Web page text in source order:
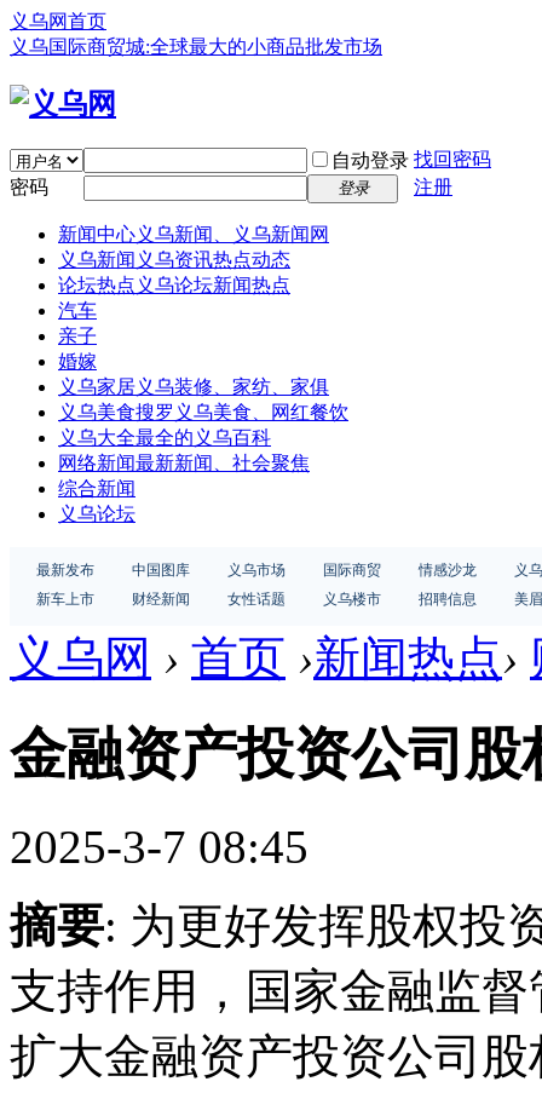
义乌网首页
义乌国际商贸城:全球最大的小商品批发市场
自动登录 找回密码
密码
登录 注册
新闻中心义乌新闻、义乌新闻网
义乌新闻 义乌资讯热点动态
论坛热点 义乌论坛新闻热点
汽车
亲子
婚嫁
义乌家居义乌装修、家纺、家俱
义乌美食搜罗义乌美食、网红餐饮
义乌大全最全的义乌百科
网络新闻最新新闻、社会聚焦
综合新闻
义乌论坛
最新发布 中国图库 义乌市场 国际商贸 情感沙龙
义
新车上市
财经新闻 女性话题 义乌楼市 招聘信息 美
义乌网 › 首页 ›新闻热点›
金融资产投资公司
2025-3-7 08:45
摘要: 为更好发挥股权投
支持作用，国家金融监
扩大金融资产投资公司